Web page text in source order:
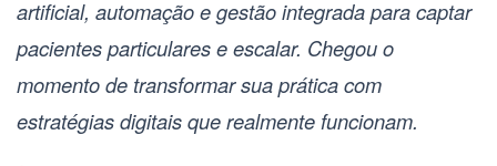
artificial, automação e gestão integrada para captar
pacientes particulares e escalar. Chegou o
momento de transformar sua prática com
estratégias digitais que realmente funcionam.